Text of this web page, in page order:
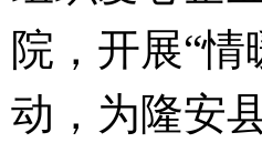
院，开展“情
动，为隆安